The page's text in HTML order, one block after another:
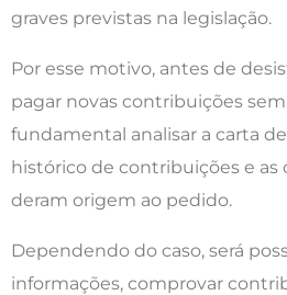
graves previstas na legislação.
Por esse motivo, antes de
pagar novas contribuições
fundamental analisar a carta
histórico de contribuições e as
deram origem ao pedido.
Dependendo do caso, será
informações, comprovar